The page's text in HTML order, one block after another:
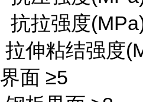
抗拉强度
拉伸粘结强度
界面 ≥5